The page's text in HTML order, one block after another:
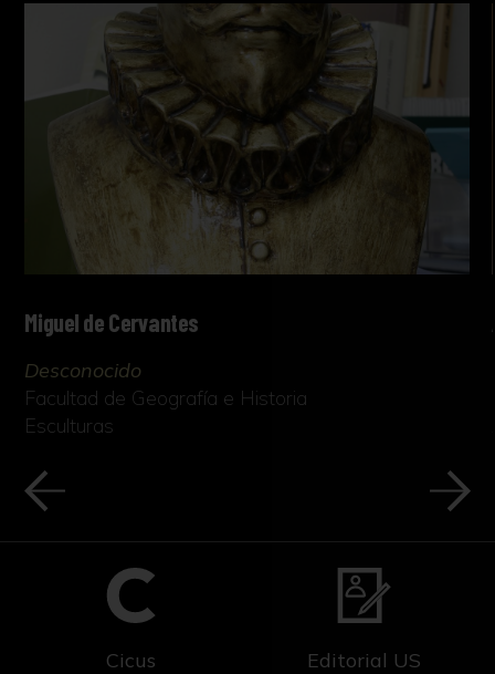
Miguel de Cervantes
Desconocido
Facultad de Geografía e Historia
Esculturas
Cicus Editorial US